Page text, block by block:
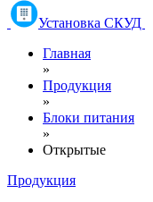
Установка СКУД
Главная
»
Продукция
»
Блоки питания
»
Открытые
Продукция